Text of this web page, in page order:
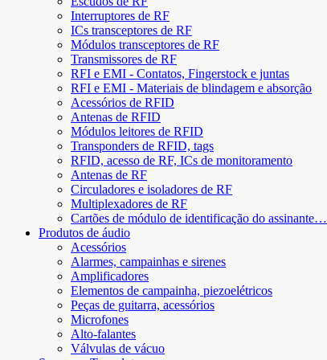
Interruptores de RF
ICs transceptores de RF
Módulos transceptores de RF
Transmissores de RF
RFI e EMI - Contatos, Fingerstock e juntas
RFI e EMI - Materiais de blindagem e absorção
Acessórios de RFID
Antenas de RFID
Módulos leitores de RFID
Transponders de RFID, tags
RFID, acesso de RF, ICs de monitoramento
Antenas de RF
Circuladores e isoladores de RF
Multiplexadores de RF
Cartões de módulo de identificação do assinante…
Produtos de áudio
Acessórios
Alarmes, campainhas e sirenes
Amplificadores
Elementos de campainha, piezoelétricos
Peças de guitarra, acessórios
Microfones
Alto-falantes
Válvulas de vácuo